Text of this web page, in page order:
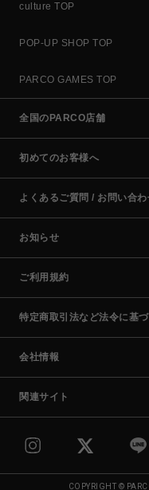
culture TOP
POP-UP SHOP TOP
PARCO GAMES TOP
全国のPARCO店舗
初めてのお客様へ
よくあるご質問 / お問い合わ
お知らせ
ご利用規約
特定商取引法など法令に基
会社情報
関連サイト
COPYRIGHT ©